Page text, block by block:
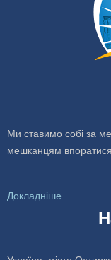
Ми ставимо собі за
мешканцям
Докладніше